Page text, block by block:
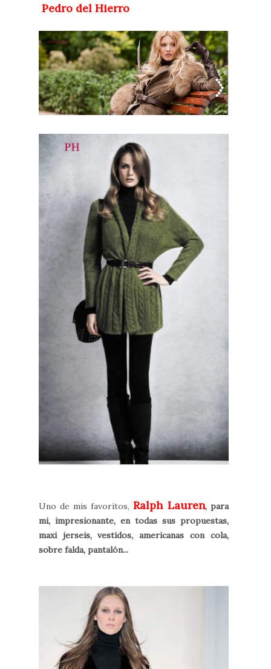
Pedro del Hierro
Uno de mis favoritos,Ralph Lauren, para
mi, impresionante, en todas sus propuestas,
maxi jerseis, vestidos, americanas con cola,
sobre falda, pantalón...